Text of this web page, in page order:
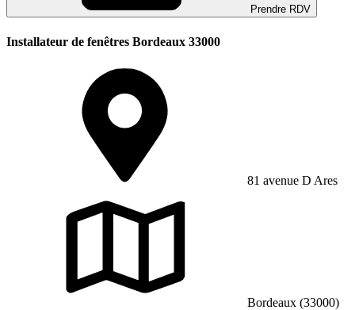
Prendre RDV
Installateur de fenêtres Bordeaux 33000
81 avenue D Ares
Bordeaux (33000)